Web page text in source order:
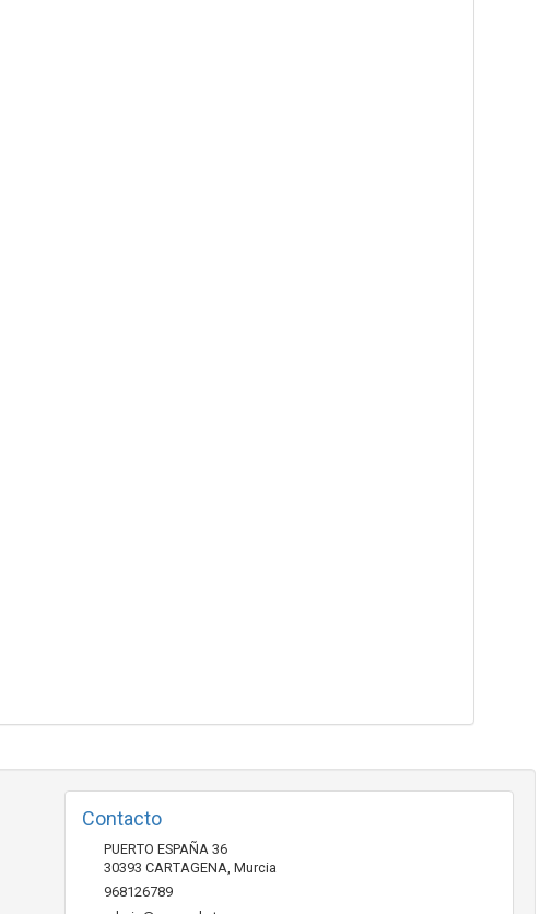
Contacto
PUERTO ESPAÑA 36
30393 CARTAGENA, Murcia
968126789